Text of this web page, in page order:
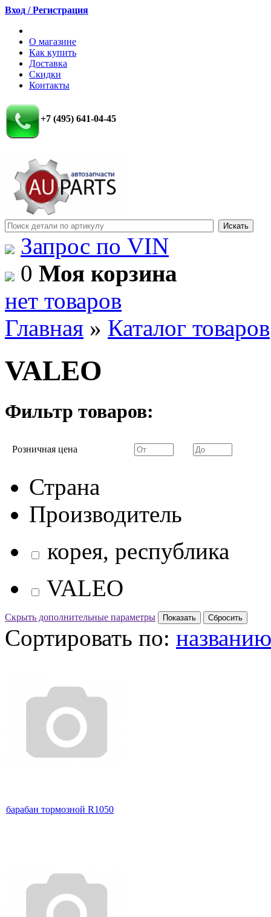
Вход / Регистрация
О магазине
Как купить
Доставка
Скидки
Контакты
+7 (495) 641-04-45
Запрос по VIN
0 Моя корзина
нет товаров
Главная » Каталог товаров
VALEO
Фильтр товаров:
Розничная цена
Страна
Производитель
корея, республика
VALEO
Скрыть дополнительные параметры
Сортировать по:
барабан тормозной R1050